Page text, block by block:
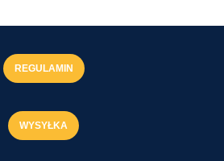
REGULAMIN
WYSYŁKA